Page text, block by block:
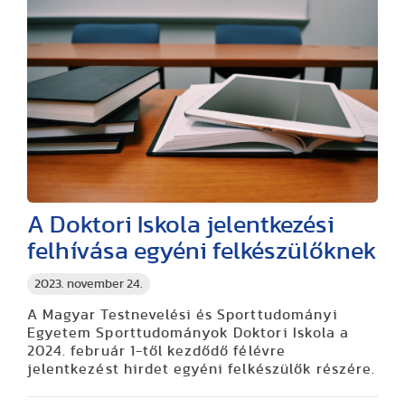
2023. november 24.
A Doktori Iskola jelentkezési
felhívása egyéni felkészülőknek
A Magyar Testnevelési és Sporttudományi
Egyetem Sporttudományok Doktori Iskola a
2024. február 1-től kezdődő félévre
jelentkezést hirdetegyéni felkészülők részére.